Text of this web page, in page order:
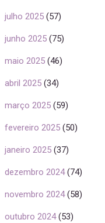
julho 2025 (57)
junho 2025 (75)
maio 2025 (46)
abril 2025 (34)
março 2025 (59)
fevereiro 2025 (50)
janeiro 2025 (37)
dezembro 2024(74)
novembro 2024(58)
outubro 2024(53)